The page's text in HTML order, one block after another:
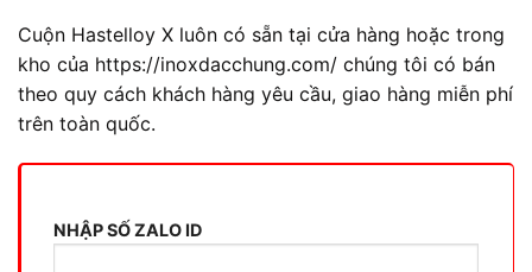
Cuộn Hastelloy X luôn có sẵn tại cửa hàng hoặc trong
kho của https://inoxdacchung.com/ chúng tôi có bán
theo quy cách khách hàng yêu cầu, giao hàng miễn phí
trên toàn quốc.
NHẬP SỐ ZALO ID